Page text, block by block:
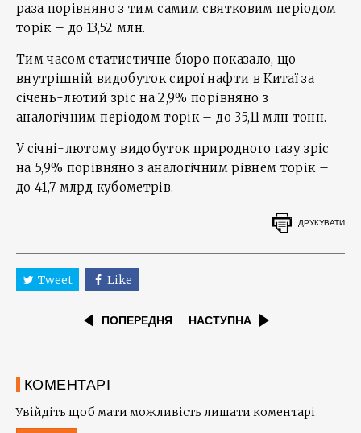
раза порівняно з тим самим святковим періодом
торік – до 13,52 млн.
Тим часом статистичне бюро показало, що
внутрішній видобуток сирої нафти в Китаї за
січень-лютий зріс на 2,9% порівняно з
аналогічним періодом торік – до 35,11 млн тонн.
У січні-лютому видобуток природного газу зріс
на 5,9% порівняно з аналогічним рівнем торік –
до 41,7 млрд кубометрів.
ДРУКУВАТИ
Tweet Like
ПОПЕРЕДНЯ НАСТУПНА
КОМЕНТАРІ
Увійдіть щоб мати можливість лишати коментарі